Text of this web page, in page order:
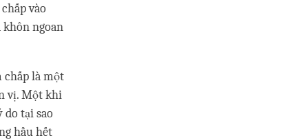
vào
ngoan
chấp là một
vị. Một khi
do tại sao
hầu hết